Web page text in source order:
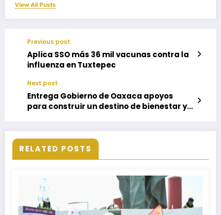
View All Posts
Previous post
Aplica SSO más 36 mil vacunas contra la
influenza en Tuxtepec
Next post
Entrega Gobierno de Oaxaca apoyos
para construir un destino de bienestar y
RELATED POSTS